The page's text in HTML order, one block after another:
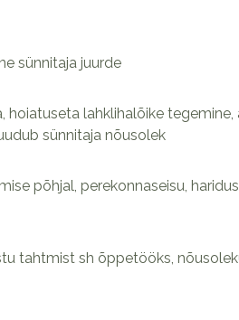
sünnitaja juurde
lahklihalõike
sünnitaja nõusolek
põhjal, perekonnaseisu,
tahtmist sh õppetööks,